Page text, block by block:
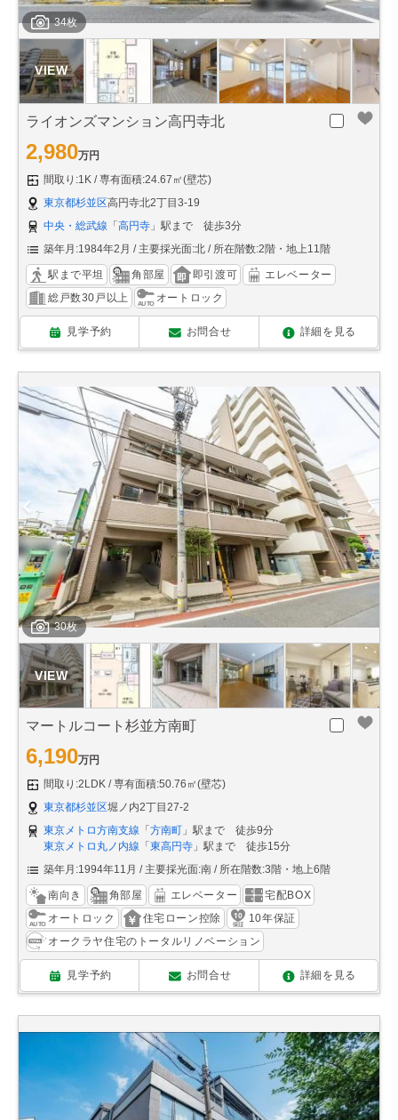
34枚
ライオンズマンション高円寺北
2,980万円
間取り:1K
専有面積:24.67㎡(壁芯)
東京都杉並区高円寺北2丁目3-19
中央・総武線 「高円寺 」駅まで 徒歩3分
築年月:1984年2月
主要採光面:北 所在階数:2階・地上11階
駅まで平坦 角部屋 即引渡可
エレベーター
総戸数30戸以上
オートロック
見学予約 お問合せ 詳細を見る
30枚
マートルコート杉並方南町
6,190万円
間取り:2LDK
専有面積:50.76㎡(壁芯)
東京都杉並区堀ノ内2丁目27-2
東京メトロ方南支線 「 方南町 」駅まで 徒歩9分
東京メトロ丸ノ内線 「 東高円寺 」駅まで 徒歩15分
築年月:1994年11月
主要採光面:南 所在階数:3階・地上6階
南向き 角部屋 エレベーター
宅配BOX
オートロック
住宅ローン控除
10年保証
オークラヤ住宅のトータルリノベーション
見学予約 お問合せ 詳細を見る